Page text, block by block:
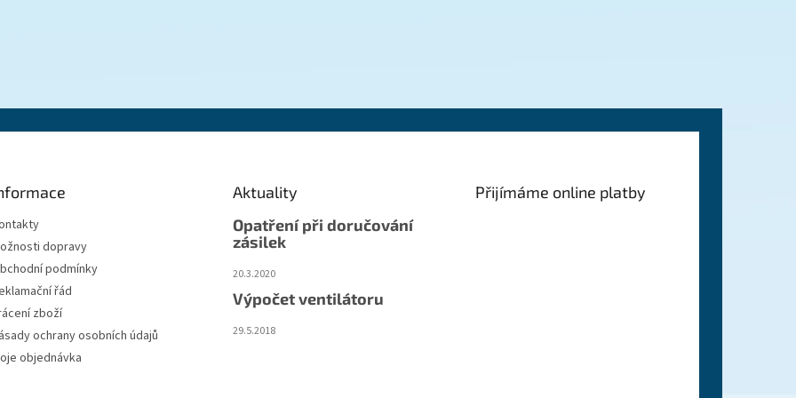
dopravy
podmínky
řád
zboží
ochrany osobních údajů
objednávka
Aktuality
Opatření při doručování
zásilek
20.3.2020
Výpočet ventilátoru
29.5.2018
Přijímáme online platby